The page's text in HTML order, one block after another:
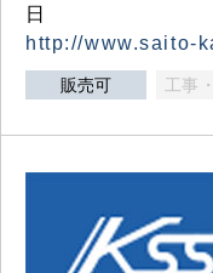
日
http://www.saito-
販売可 工事